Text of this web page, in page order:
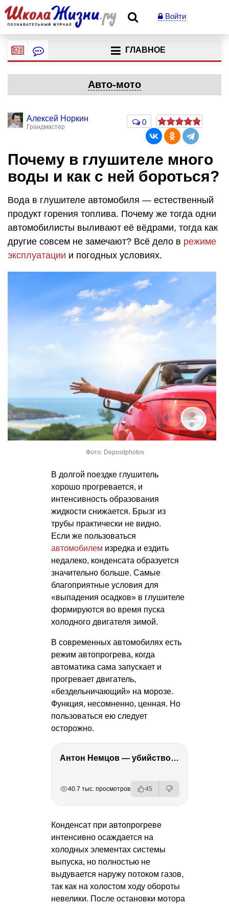
Войти
ГЛАВНОЕ
Авто-мото
Алексей Норкин
Грандмастер
0
Почему в глушителе много
воды и как с ней бороться?
Вода в глушителе автомобиля — естественный
продукт горения топлива. Почему же тогда одни
автомобилисты выливают её вёдрами, тогда как
другие совсем не замечают? Всё дело в режиме
эксплуатации и погодных условиях.
Фото: Depositphotos
В долгой поездке глушитель
хорошо прогревается, и
интенсивность образования
жидкости снижается. Брызг из
трубы практически не видно.
Если же пользоваться
автомобилем изредка и ездить
недалеко, конденсата образуется
значительно больше. Самые
благоприятные условия для
«выпадения осадков» в глушителе
формируются во время пуска
холодного двигателя зимой.
В современных автомобилях есть
режим автопрогрева, когда
автоматика сама запускает и
прогревает двигатель,
«бездельничающий» на морозе.
Функция, несомненно, ценная. Но
пользоваться ею следует
осторожно.
Антон Немцов — убийство Бориса Немцова, переезд в Дубай, семья и политика
40.7 тыс. просмотров 45
Конденсат при автопрогреве
интенсивно осаждается на
холодных элементах системы
выпуска, но полностью не
выдувается наружу потоком газов,
так как на холостом ходу обороты
невелики. После остановки мотора